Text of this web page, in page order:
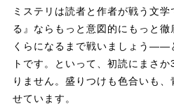
ミステリは読者と作者が戦う文
る』ならもっと意図的にもっと
くらになるまで戦いましょう——
トです。といって、初読にまさ
りません。盛りつけも色合いも
せています。